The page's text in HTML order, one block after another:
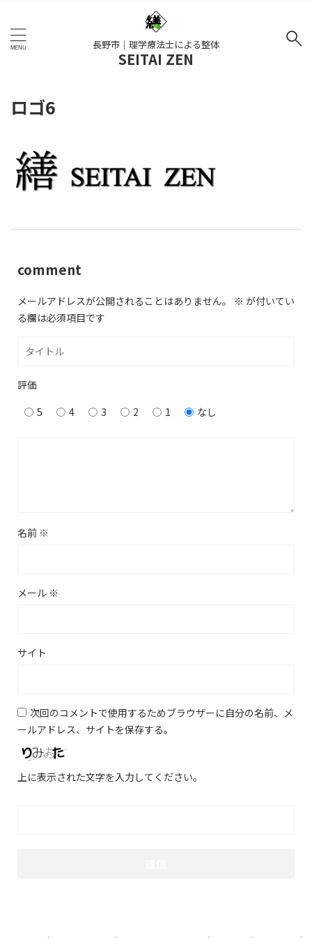
長野市｜理学療法士による整体
SEITAI ZEN
ロゴ6
comment
メールアドレスが公開されることはありません。 ※ が付いてい
る欄は必須項目です
評価
5
4 3 2 1 なし
名前 ※
メール ※
サイト
次回のコメントで使用するためブラウザーに自分の名前、メ
ールアドレス、サイトを保存する。
上に表示された文字を入力してください。